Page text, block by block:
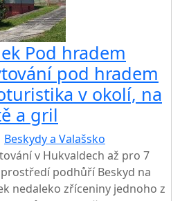
Pod hradem
pod hradem
v okolí, na
a gril
Beskydy a Valašsko
v Hukvaldech až pro 7
podhůří Beskyd na
nedaleko zříceniny jednoho z